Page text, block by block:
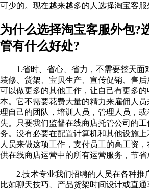
可少的。现在越来越多的人选择淘宝客服
为什么选择淘宝客服外包?
管有什么好处?
1.省时、省心、省力，不需要整天面
装修、货架、宝贝生产、宣传促销、售后
可以做更多的其他工作，让自己有更多
本。它不需要花费大量的精力来雇佣人
理自己的团队，培训人员，管理人员，
失。只要我们监督在线商店托管公司的
务。没有必要在配置计算机和其他设施
人员来做这项工作，支付员工的高工资
供在线商店运营中的所有运营服务，节省
2.技术专业我们招聘的人员在各种推
比如聊天技巧、产品货架时间设计或直